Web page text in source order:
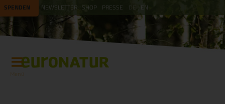
SPENDEN NEWSLETTER SHOP PRESSE EN